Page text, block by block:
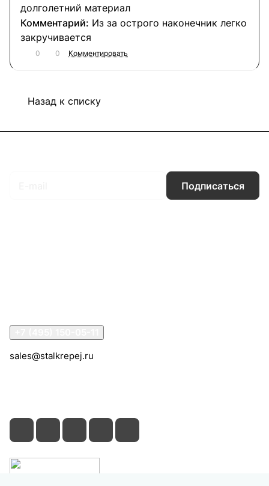
долголетний материал
Из за острого наконечник легко
закручивается
0 0 Комментировать
Назад к списку
Подписаться
sales@stalkrepej.ru